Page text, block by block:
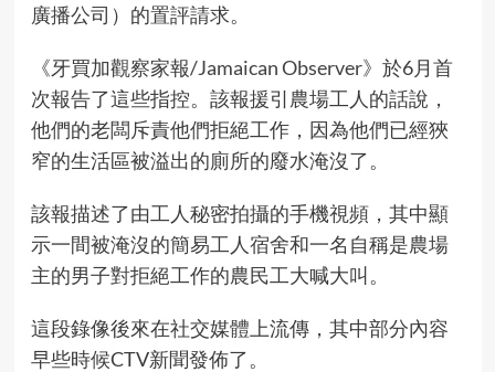
廣播公司）的置評請求。
《牙買加觀察家報/Jamaican Observer》於6月首
次報告了這些指控。該報援引農場工人的話說，
他們的老闆斥責他們拒絕工作，因為他們已經狹
窄的生活區被溢出的廁所的廢水淹沒了。
該報描述了由工人秘密拍攝的手機視頻，其中顯
示一間被淹沒的簡易工人宿舍和一名自稱是農場
主的男子對拒絕工作的農民工大喊大叫。
這段錄像後來在社交媒體上流傳，其中部分內容
早些時候CTV新聞發佈了。